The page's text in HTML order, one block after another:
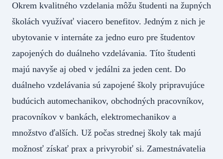
Okrem kvalitného vzdelania môžu študenti na župných
školách využívať viacero benefitov. Jedným z nich je
ubytovanie v internáte za jedno euro pre študentov
zapojených do duálneho vzdelávania. Títo študenti
majú navyše aj obed v jedálni za jeden cent. Do
duálneho vzdelávania sú zapojené školy pripravujúce
budúcich automechanikov, obchodných pracovníkov,
pracovníkov v bankách, elektromechanikov a
množstvo ďalších. Už počas strednej školy tak majú
možnosť získať prax a privyrobiť si. Zamestnávatelia